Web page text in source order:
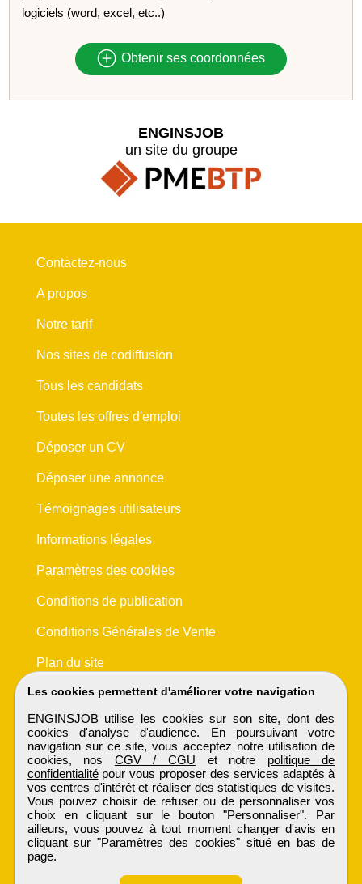
logiciels (word, excel, etc..)
Obtenir ses coordonnées
Les cookies permettent d'améliorer votre navigation
ENGINSJOB utilise les cookies sur son site, dont des
cookies d'analyse d'audience. En poursuivant votre
navigation sur ce site, vous acceptez notre utilisation de
cookies, nos CGV / CGU et notre politique de
confidentialitépour vous proposer des services adaptés à
vos centres d'intérêt et réaliser des statistiques de visites.
Vous pouvez choisir de refuser ou de personnaliser vos
choix en cliquant sur le bouton "Personnaliser". Par
ailleurs, vous pouvez à tout moment changer d'avis en
cliquant sur "Paramètres des cookies" situé en bas de
page.
ENGINSJOB
un site du groupe
Contactez-nous
A propos
Notre tarif
Nos sites de codiffusion
Tous les candidats
Toutes les offres d'emploi
Déposer un CV
Déposer une annonce
Témoignages utilisateurs
Informations légales
Paramètres des cookies
Conditions de publication
Conditions Générales de Vente
Plan du site